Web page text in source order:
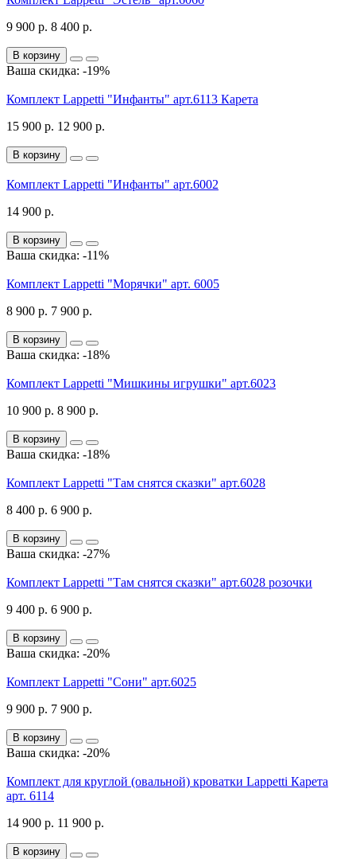
9 900 р. 8 400 р.
В корзину
Ваша скидка: -19%
Комплект Lappetti "Инфанты" арт.6113 Карета
15 900 р. 12 900 р.
В корзину
Комплект Lappetti "Инфанты" арт.6002
14 900 р.
В корзину
Ваша скидка: -11%
Комплект Lappetti "Морячки" арт. 6005
8 900 р. 7 900 р.
В корзину
Ваша скидка: -18%
Комплект Lappetti "Мишкины игрушки" арт.6023
10 900 р. 8 900 р.
В корзину
Ваша скидка: -18%
Комплект Lappetti "Там снятся сказки" арт.6028
8 400 р. 6 900 р.
В корзину
Ваша скидка: -27%
Комплект Lappetti "Там снятся сказки" арт.6028 розочки
9 400 р. 6 900 р.
В корзину
Ваша скидка: -20%
Комплект Lappetti "Сони" арт.6025
9 900 р. 7 900 р.
В корзину
Ваша скидка: -20%
Комплект для круглой (овальной) кроватки Lappetti Карета
арт. 6114
14 900 р. 11 900 р.
В корзину